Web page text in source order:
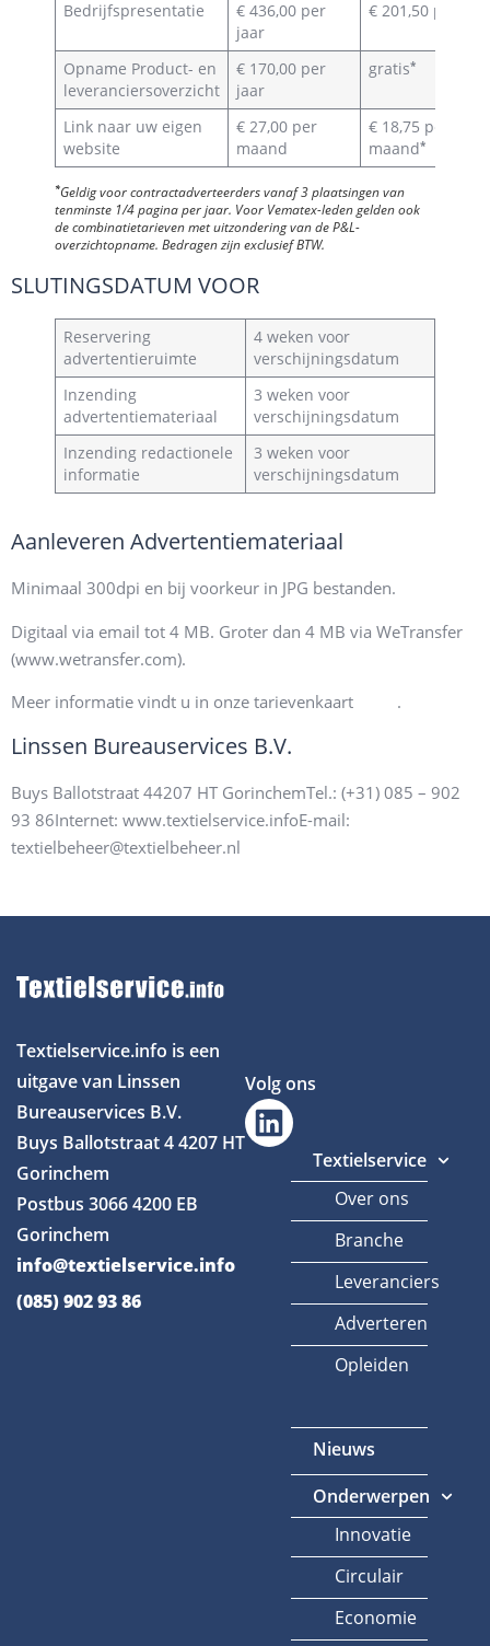
Bedrijfspresentatie
€ 436,00 per
jaar
€ 201,50 per jaar
Opname Product- en
leveranciersoverzicht
€ 170,00 per
jaar
gratis*
Link naar uw eigen
website
€ 27,00 per
maand
€ 18,75 per
maand*
*Geldig voor contractadverteerders vanaf 3 plaatsingen van
tenminste 1/4 pagina per jaar. Voor Vematex-leden gelden ook
de combinatietarieven met uitzondering van de P&L-
overzichtopname. Bedragen zijn exclusief BTW.
SLUTINGSDATUM VOOR
Reservering
advertentieruimte
4 weken voor
verschijningsdatum
Inzending
advertentiemateriaal
3 weken voor
verschijningsdatum
Inzending redactionele
informatie
3 weken voor
verschijningsdatum
Aanleveren Advertentiemateriaal
Minimaal 300dpi en bij voorkeur in JPG bestanden.
Digitaal via email tot 4 MB. Groter dan 4 MB via WeTransfer
(www.wetransfer.com).
Meer informatie vindt u in onze tarievenkaart
.
Linssen Bureauservices B.V.
Buys Ballotstraat 44207 HT GorinchemTel.: (+31) 085 – 902
93 86Internet: www.textielservice.infoE-mail:
textielbeheer@textielbeheer.nl
Textielservice.info is een
uitgave van Linssen
Bureauservices B.V.
Buys Ballotstraat 44207 HT
Gorinchem
Postbus 30664200 EB
Gorinchem
info@textielservice.info
(085) 902 93 86
Volg ons
Textielservice
Over ons
Branche
Leveranciers
Adverteren
Opleiden
Nieuws
Onderwerpen
Innovatie
Circulair
Economie